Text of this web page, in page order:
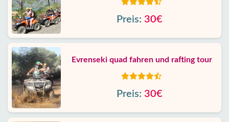
Preis: 30€
Evrenseki quad fahren und rafting tour
Preis: 30€